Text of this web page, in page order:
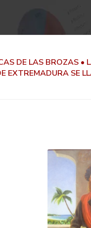
DE LAS BROZAS •
EXTREMADURA SE